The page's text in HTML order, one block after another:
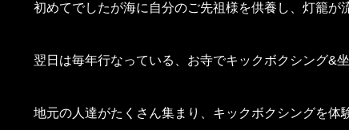
初めてでしたが海に自分のご先祖様を供養し、灯籠が
翌日は毎年行なっている、お寺でキックボクシング&
地元の人達がたくさん集まり、キックボクシングを体